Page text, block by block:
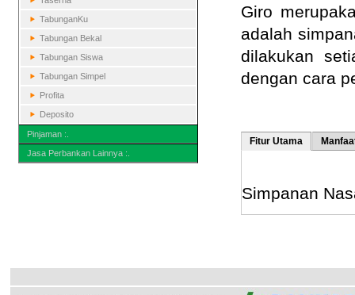
TabunganKu
Tabungan Bekal
Tabungan Siswa
Tabungan Simpel
Profita
Deposito
Pinjaman :.
Jasa Perbankan Lainnya :.
Giro
adalah
dilakukan
dengan cara
Fitur Utama
Simpanan